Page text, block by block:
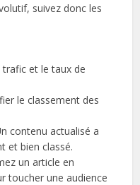
suivez donc les
et le taux de
le classement des
contenu actualisé a
et bien classé.
un article en
toucher une audience